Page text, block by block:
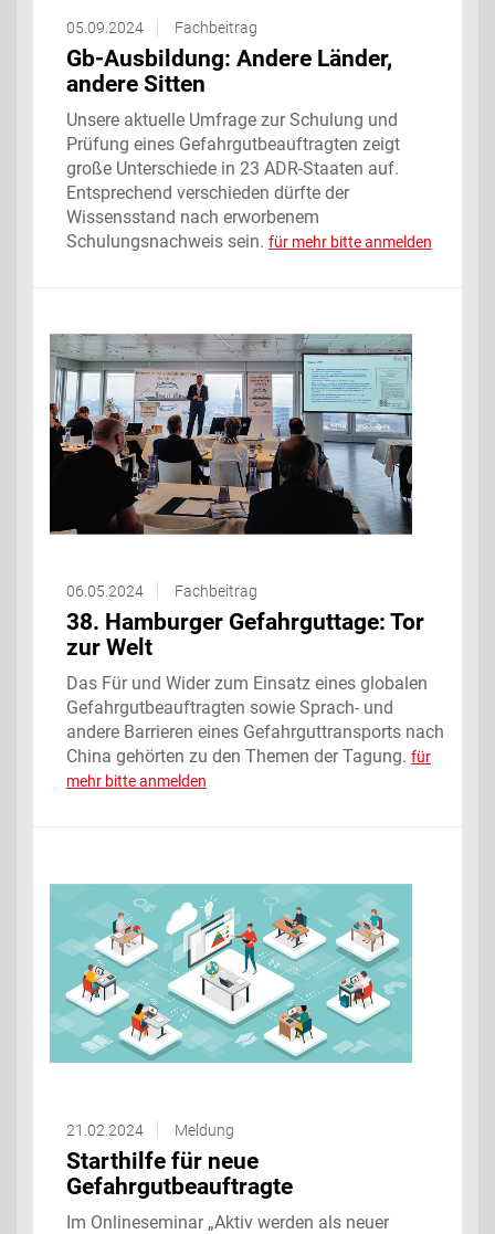
05.09.2024 Fachbeitrag
Gb-Ausbildung: Andere Länder,
andere Sitten
Unsere aktuelle Umfrage zur Schulung und
Prüfung eines Gefahrgutbeauftragten zeigt
große Unterschiede in 23 ADR-Staaten auf.
Entsprechend verschieden dürfte der
Wissensstand nach erworbenem
Schulungsnachweis sein. für mehr bitte anmelden
06.05.2024 Fachbeitrag
38. Hamburger Gefahrguttage: Tor
zur Welt
Das Für und Wider zum Einsatz eines globalen
Gefahrgutbeauftragten sowie Sprach- und
andere Barrieren eines Gefahrguttransports nach
China gehörten zu den Themen der Tagung. für
mehr bitte anmelden
21.02.2024 Meldung
Starthilfe für neue
Gefahrgutbeauftragte
Im Onlineseminar „Aktiv werden als neuer